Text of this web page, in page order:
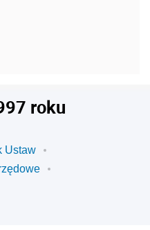
roku
Ustaw